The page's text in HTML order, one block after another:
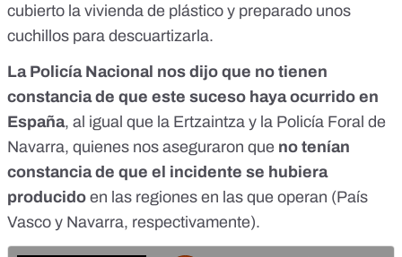
cubierto la vivienda de plástico y preparado unos
cuchillos para descuartizarla.
La Policía Nacional nos dijo que no tienen
constancia de que este suceso haya ocurrido en
España, al igual que la Ertzaintza y la Policía Foral de
Navarra, quienes nos aseguraron que no tenían
constancia de que el incidente se hubiera
producido en las regiones en las que operan (País
Vasco y Navarra, respectivamente).